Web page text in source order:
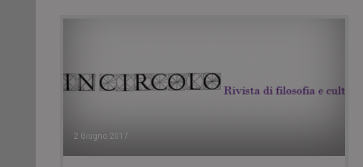
2 Giugno 2017